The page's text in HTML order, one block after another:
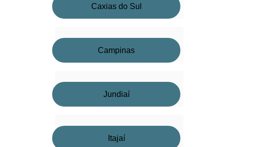
Caxias do Sul
Campinas
Jundiaí
Itajaí